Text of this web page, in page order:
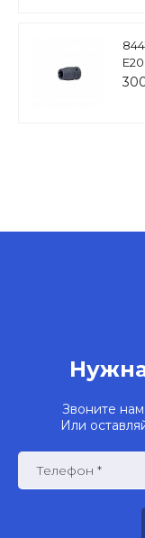
Е20
Звоните
Или
Телефон *